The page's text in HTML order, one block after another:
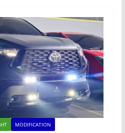
MODIFICATION